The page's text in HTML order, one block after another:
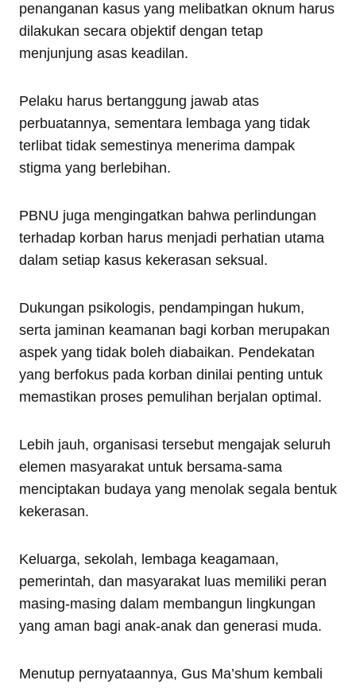
penanganan kasus yang melibatkan oknum harus
dilakukan secara objektif dengan tetap
menjunjung asas keadilan.
Pelaku harus bertanggung jawab atas
perbuatannya, sementara lembaga yang tidak
terlibat tidak semestinya menerima dampak
stigma yang berlebihan.
PBNU juga mengingatkan bahwa perlindungan
terhadap korban harus menjadi perhatian utama
dalam setiap kasus kekerasan seksual.
Dukungan psikologis, pendampingan hukum,
serta jaminan keamanan bagi korban merupakan
aspek yang tidak boleh diabaikan. Pendekatan
yang berfokus pada korban dinilai penting untuk
memastikan proses pemulihan berjalan optimal.
Lebih jauh, organisasi tersebut mengajak seluruh
elemen masyarakat untuk bersama-sama
menciptakan budaya yang menolak segala bentuk
kekerasan.
Keluarga, sekolah, lembaga keagamaan,
pemerintah, dan masyarakat luas memiliki peran
masing-masing dalam membangun lingkungan
yang aman bagi anak-anak dan generasi muda.
Menutup pernyataannya, Gus Ma’shum kembali